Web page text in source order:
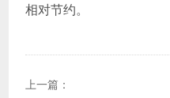
相对节约。
上一篇：